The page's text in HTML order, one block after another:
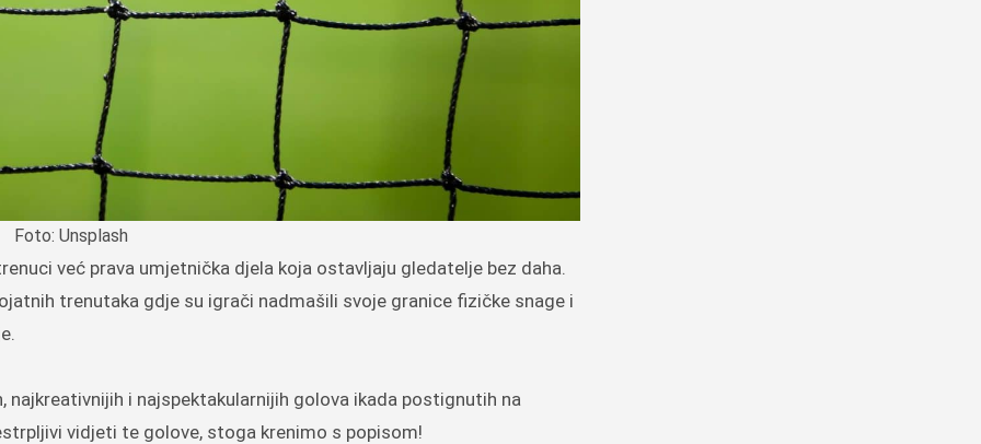
Foto: Unsplash
trenutaka gdje su igrači nadmašili svoje granice fizičke snage i
i najspektakularnijih golova ikada postignutih na
vidjeti te golove, stoga krenimo s popisom!